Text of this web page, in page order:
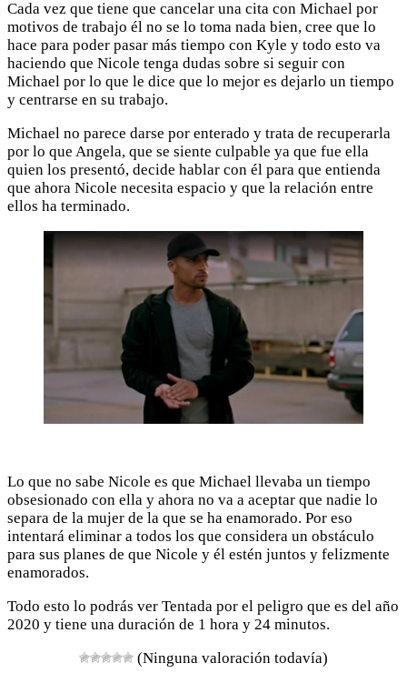
Cada vez que tiene que cancelar una cita con Michael por
motivos de trabajo él no se lo toma nada bien, cree que lo
hace para poder pasar más tiempo con Kyle y todo esto va
haciendo que Nicole tenga dudas sobre si seguir con
Michael por lo que le dice que lo mejor es dejarlo un tiempo
y centrarse en su trabajo.
Michael no parece darse por enterado y trata de recuperarla
por lo que Angela, que se siente culpable ya que fue ella
quien los presentó, decide hablar con él para que entienda
que ahora Nicole necesita espacio y que la relación entre
ellos ha terminado.
Lo que no sabe Nicole es que Michael llevaba un tiempo
obsesionado con ella y ahora no va a aceptar que nadie lo
separa de la mujer de la que se ha enamorado. Por eso
intentará eliminar a todos los que considera un obstáculo
para sus planes de que Nicole y él estén juntos y felizmente
enamorados.
Todo esto lo podrás ver Tentada por el peligro que es del año
2020 y tiene una duración de 1 hora y 24 minutos.
(Ninguna valoración todavía)